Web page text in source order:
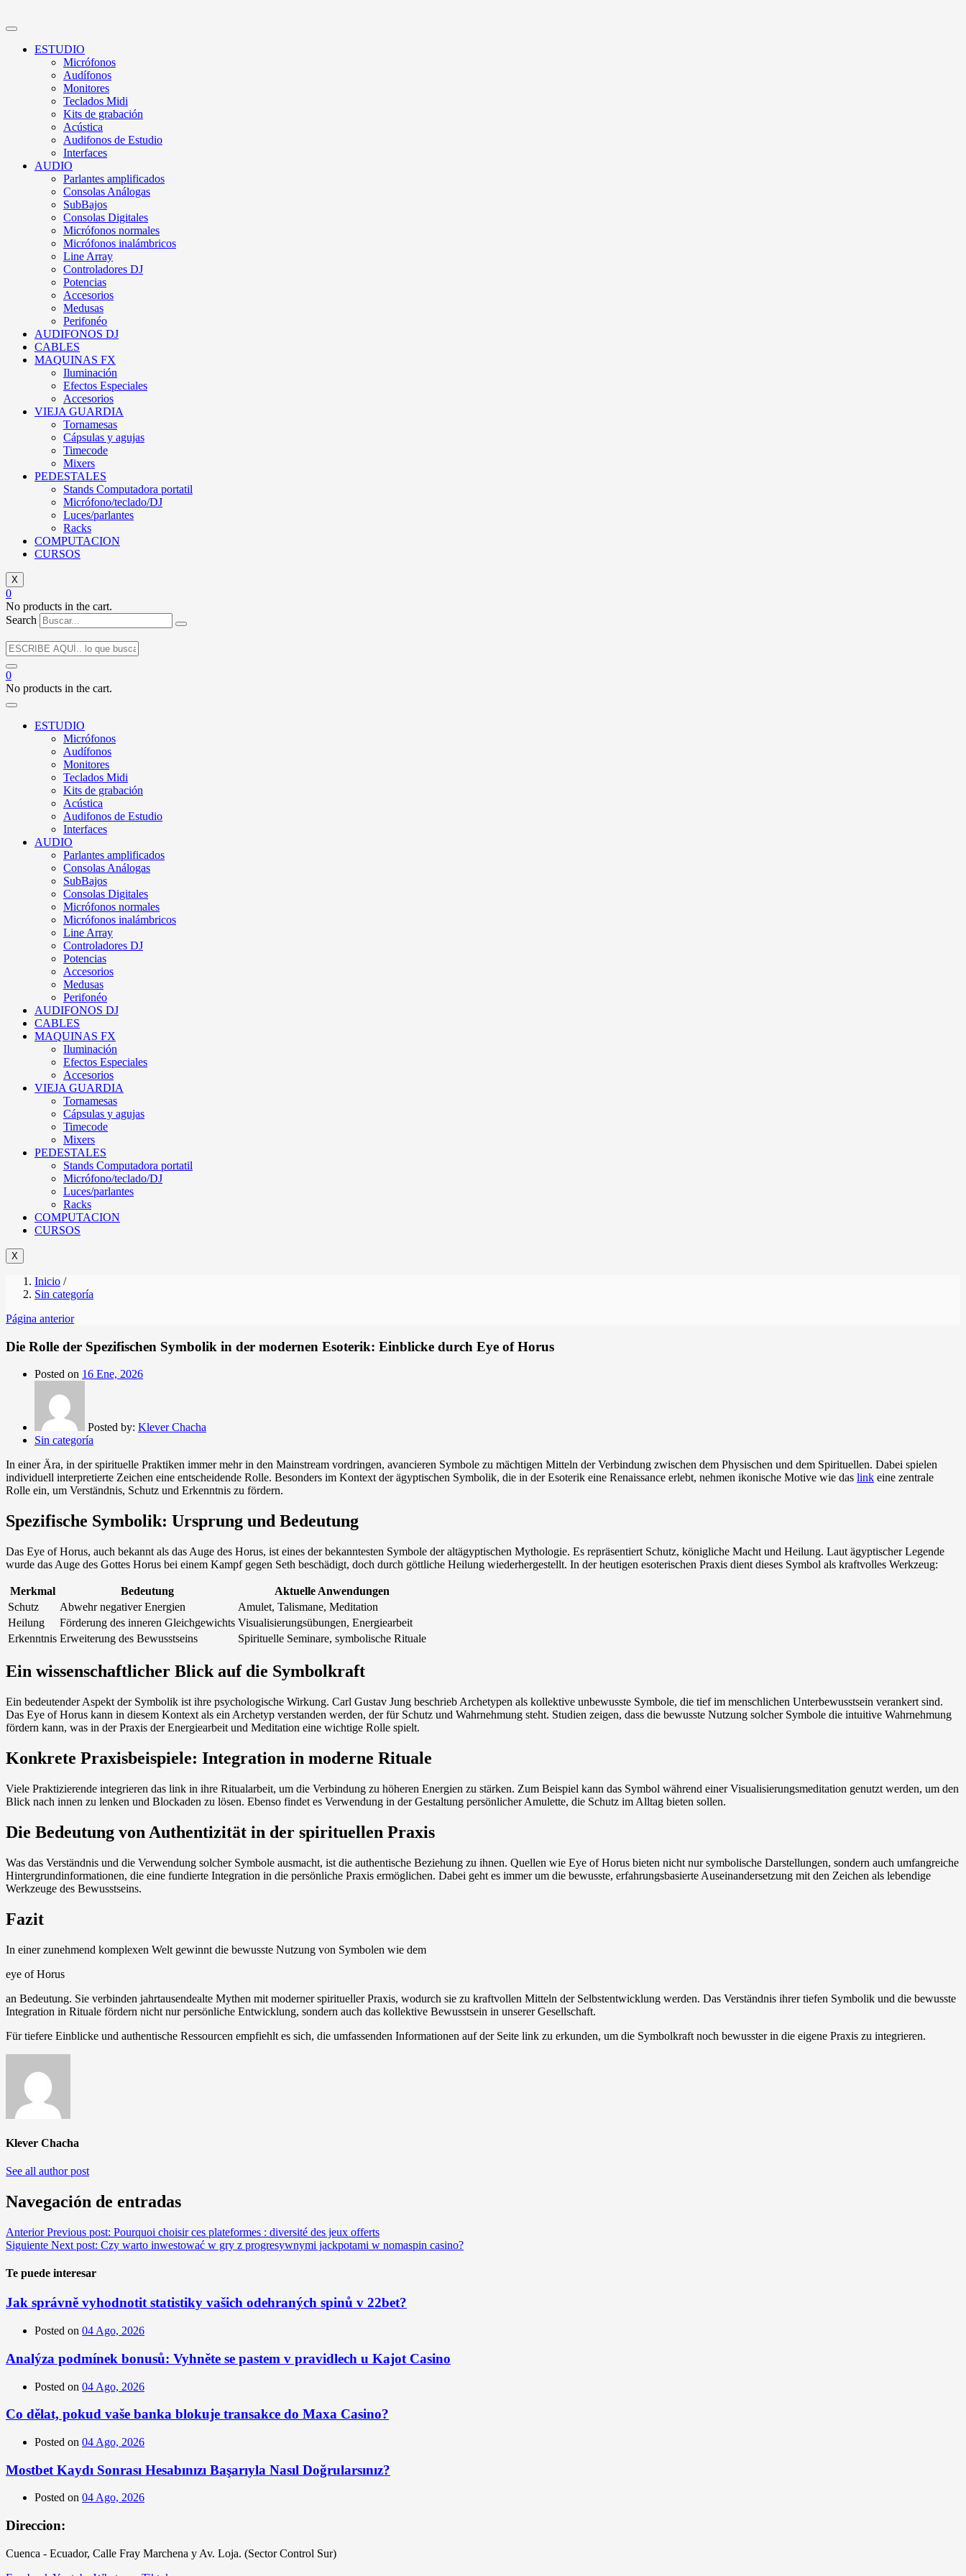
ESTUDIO
Micrófonos
Audífonos
Monitores
Teclados Midi
Kits de grabación
Acústica
Audifonos de Estudio
Interfaces
AUDIO
Parlantes amplificados
Consolas Análogas
SubBajos
Consolas Digitales
Micrófonos normales
Micrófonos inalámbricos
Line Array
Controladores DJ
Potencias
Accesorios
Medusas
Perifonéo
AUDIFONOS DJ
CABLES
MAQUINAS FX
Iluminación
Efectos Especiales
Accesorios
VIEJA GUARDIA
Tornamesas
Cápsulas y agujas
Timecode
Mixers
PEDESTALES
Stands Computadora portatil
Micrófono/teclado/DJ
Luces/parlantes
Racks
COMPUTACION
CURSOS
X
0
No products in the cart.
Search
0
No products in the cart.
ESTUDIO
Micrófonos
Audífonos
Monitores
Teclados Midi
Kits de grabación
Acústica
Audifonos de Estudio
Interfaces
AUDIO
Parlantes amplificados
Consolas Análogas
SubBajos
Consolas Digitales
Micrófonos normales
Micrófonos inalámbricos
Line Array
Controladores DJ
Potencias
Accesorios
Medusas
Perifonéo
AUDIFONOS DJ
CABLES
MAQUINAS FX
Iluminación
Efectos Especiales
Accesorios
VIEJA GUARDIA
Tornamesas
Cápsulas y agujas
Timecode
Mixers
PEDESTALES
Stands Computadora portatil
Micrófono/teclado/DJ
Luces/parlantes
Racks
COMPUTACION
CURSOS
X
Inicio /
Sin categoría
Página anterior
Die Rolle der Spezifischen Symbolik in der modernen Esoterik: Einblicke durch Eye of Horus
Posted on 16 Ene, 2026
Posted by: Klever Chacha
Sin categoría
In einer Ära, in der spirituelle Praktiken immer mehr in den Mainstream vordringen, avancieren Symbole zu mächtigen Mitteln der Verbindung zwischen dem Physischen und dem Spirituellen. Dabei spielen
individuell interpretierte Zeichen eine entscheidende Rolle. Besonders im Kontext der ägyptischen Symbolik, die in der Esoterik eine Renaissance erlebt, nehmen ikonische Motive wie das link eine zentrale
Rolle ein, um Verständnis, Schutz und Erkenntnis zu fördern.
Spezifische Symbolik: Ursprung und Bedeutung
Das Eye of Horus, auch bekannt als das Auge des Horus, ist eines der bekanntesten Symbole der altägyptischen Mythologie. Es repräsentiert Schutz, königliche Macht und Heilung. Laut ägyptischer Legende
wurde das Auge des Gottes Horus bei einem Kampf gegen Seth beschädigt, doch durch göttliche Heilung wiederhergestellt. In der heutigen esoterischen Praxis dient dieses Symbol als kraftvolles Werkzeug:
Merkmal Bedeutung
Aktuelle Anwendungen
Schutz
Abwehr negativer Energien
Amulet, Talismane, Meditation
Heilung
Förderung des inneren Gleichgewichts Visualisierungsübungen, Energiearbeit
Erkenntnis Erweiterung des Bewusstseins Spirituelle Seminare, symbolische Rituale
Ein wissenschaftlicher Blick auf die Symbolkraft
Ein bedeutender Aspekt der Symbolik ist ihre psychologische Wirkung. Carl Gustav Jung beschrieb Archetypen als kollektive unbewusste Symbole, die tief im menschlichen Unterbewusstsein verankert sind.
Das Eye of Horus kann in diesem Kontext als ein Archetyp verstanden werden, der für Schutz und Wahrnehmung steht. Studien zeigen, dass die bewusste Nutzung solcher Symbole die intuitive Wahrnehmung
fördern kann, was in der Praxis der Energiearbeit und Meditation eine wichtige Rolle spielt.
Konkrete Praxisbeispiele: Integration in moderne Rituale
Viele Praktizierende integrieren das link in ihre Ritualarbeit, um die Verbindung zu höheren Energien zu stärken. Zum Beispiel kann das Symbol während einer Visualisierungsmeditation genutzt werden, um den
Blick nach innen zu lenken und Blockaden zu lösen. Ebenso findet es Verwendung in der Gestaltung persönlicher Amulette, die Schutz im Alltag bieten sollen.
Die Bedeutung von Authentizität in der spirituellen Praxis
Was das Verständnis und die Verwendung solcher Symbole ausmacht, ist die authentische Beziehung zu ihnen. Quellen wie Eye of Horus bieten nicht nur symbolische Darstellungen, sondern auch umfangreiche
Hintergrundinformationen, die eine fundierte Integration in die persönliche Praxis ermöglichen. Dabei geht es immer um die bewusste, erfahrungsbasierte Auseinandersetzung mit den Zeichen als lebendige
Werkzeuge des Bewusstseins.
Fazit
In einer zunehmend komplexen Welt gewinnt die bewusste Nutzung von Symbolen wie dem
eye of Horus
an Bedeutung. Sie verbinden jahrtausendealte Mythen mit moderner spiritueller Praxis, wodurch sie zu kraftvollen Mitteln der Selbstentwicklung werden. Das Verständnis ihrer tiefen Symbolik und die bewusste
Integration in Rituale fördern nicht nur persönliche Entwicklung, sondern auch das kollektive Bewusstsein in unserer Gesellschaft.
Für tiefere Einblicke und authentische Ressourcen empfiehlt es sich, die umfassenden Informationen auf der Seite link zu erkunden, um die Symbolkraft noch bewusster in die eigene Praxis zu integrieren.
Klever Chacha
See all author post
Navegación de entradas
Anterior Previous post: Pourquoi choisir ces plateformes : diversité des jeux offerts
Siguiente Next post: Czy warto inwestować w gry z progresywnymi jackpotami w nomaspin casino?
Te puede interesar
Jak správně vyhodnotit statistiky vašich odehraných spinů v 22bet?
Posted on 04 Ago, 2026
Analýza podmínek bonusů: Vyhněte se pastem v pravidlech u Kajot Casino
Posted on 04 Ago, 2026
Co dělat, pokud vaše banka blokuje transakce do Maxa Casino?
Posted on 04 Ago, 2026
Mostbet Kaydı Sonrası Hesabınızı Başarıyla Nasıl Doğrularsınız?
Posted on 04 Ago, 2026
Direccion:
Cuenca - Ecuador, Calle Fray Marchena y Av. Loja. (Sector Control Sur)